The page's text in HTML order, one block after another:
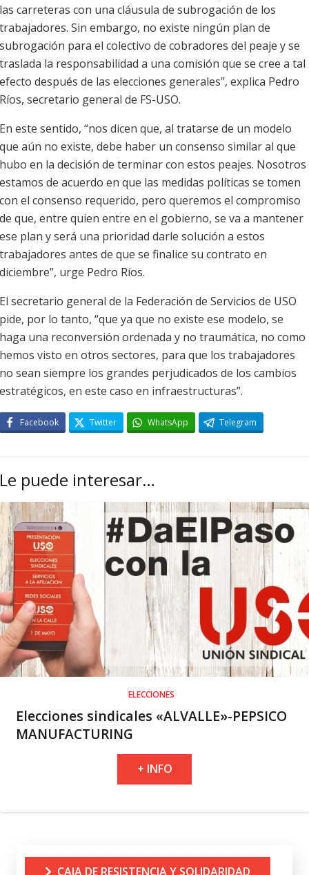
las carreteras con una cláusula de subrogación de los
trabajadores. Sin embargo, no existe ningún plan de
subrogación para el colectivo de cobradores del peaje y se
traslada la responsabilidad a una comisión que se cree a tal
efecto después de las elecciones generales”, explica Pedro
Ríos, secretario general de FS-USO.
En este sentido, “nos dicen que, al tratarse de un modelo
que aún no existe, debe haber un consenso similar al que
hubo en la decisión de terminar con estos peajes. Nosotros
estamos de acuerdo en que las medidas políticas se tomen
con el consenso requerido, pero queremos el compromiso
de que, entre quien entre en el gobierno, se va a mantener
ese plan y será una prioridad darle solución a estos
trabajadores antes de que se finalice su contrato en
diciembre”, urge Pedro Ríos.
El secretario general de la Federación de Servicios de USO
pide, por lo tanto, “que ya que no existe ese modelo, se
haga una reconversión ordenada y no traumática, no como
hemos visto en otros sectores, para que los trabajadores
no sean siempre los grandes perjudicados de los cambios
estratégicos, en este caso en infraestructuras”.
Facebook Twitter WhatsApp Telegram
Le puede interesar…
ELECCIONES
Elecciones sindicales «ALVALLE»-PEPSICO
MANUFACTURING
+ INFO
CAJA DE RESISTENCIA Y SOLIDARIDAD